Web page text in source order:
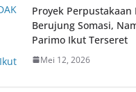
Proyek Perpustakaan
Berujung Somasi,
Parimo Ikut Terseret
Mei 12, 2026